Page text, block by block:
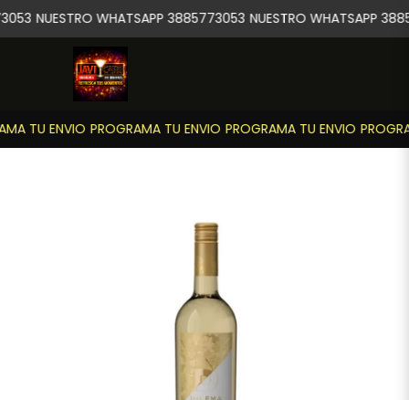
TU ENVIO PROGRAMA TU ENVIO PROGRAMA TU ENVIO
NUESTRO WHATSAPP 3885773053 NUESTRO WHATSAPP